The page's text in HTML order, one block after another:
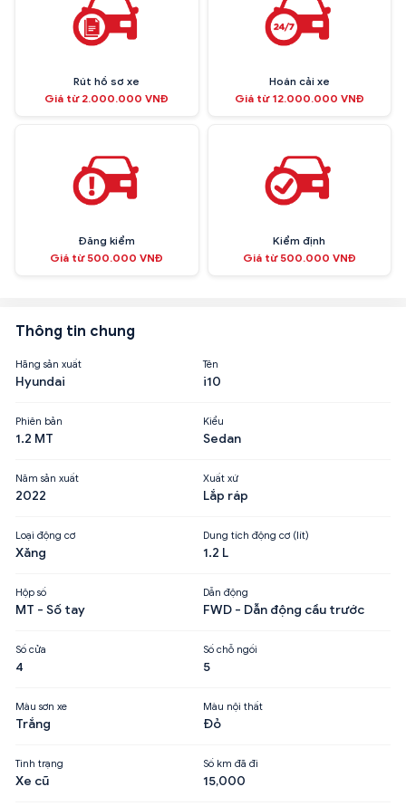
Rút hồ sơ xe
Giá từ 2.000.000 VNĐ
Hoán cải xe
Giá từ 12.000.000 VNĐ
Đăng kiểm
Giá từ 500.000 VNĐ
Kiểm định
Giá từ 500.000 VNĐ
Thông tin chung
Hãng sản xuất
Hyundai
Tên
i10
Phiên bản
1.2 MT
Kiểu
Sedan
Năm sản xuất
2022
Xuất xứ
Lắp ráp
Loại động cơ
Xăng
Dung tích động cơ (lít)
1.2 L
Hộp số
MT - Số tay
Dẫn động
FWD - Dẫn động cầu trước
Số cửa
4
Số chỗ ngồi
5
Màu sơn xe
Trắng
Màu nội thất
Đỏ
Tình trạng
Xe cũ
Số km đã đi
15,000